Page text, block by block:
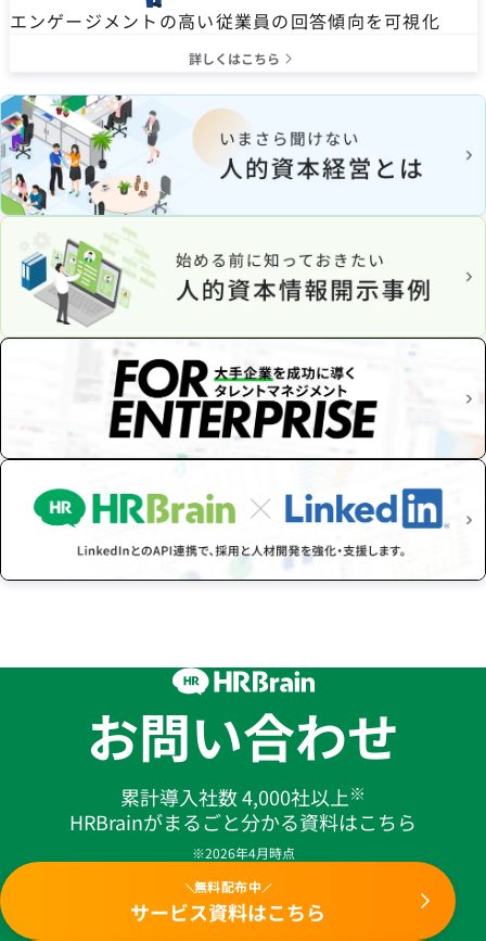
エンゲージメントの高い従業員の回答傾向を可視化
詳しくはこちら
お問い合わせ
累計導入社数 4,000社以上※
HRBrainがまるごと分かる資料はこちら
※2026年4月時点
無料配布中
サービス資料はこちら